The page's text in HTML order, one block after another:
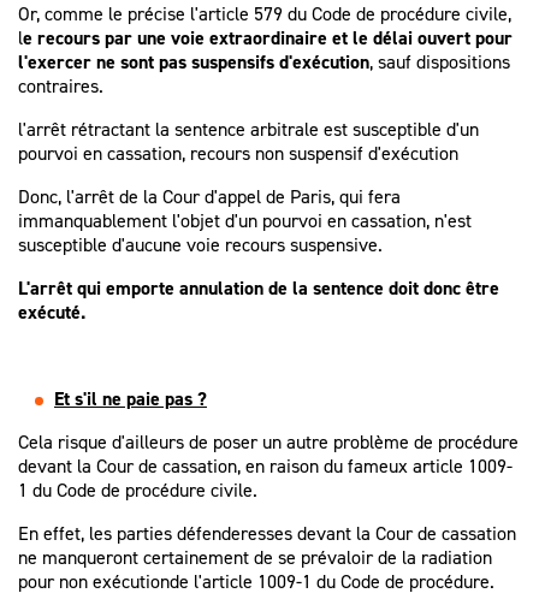
Or, comme le précise l'article 579 du Code de procédure civile,
le recours par une voie extraordinaire et le délai ouvert pour
l'exercer ne sont pas suspensifs d'exécution, sauf dispositions
contraires.
l'arrêt rétractant la sentence arbitrale est susceptible d'un
pourvoi en cassation, recours non suspensif d'exécution
Donc, l'arrêt de la Cour d'appel de Paris, qui fera
immanquablement l'objet d'un pourvoi en cassation, n'est
susceptible d'aucune voie recours suspensive.
L'arrêt qui emporte annulation de la sentence doit donc être
exécuté.
Et s'il ne paie pas ?
Cela risque d'ailleurs de poser un autre problème de procédure
devant la Cour de cassation, en raison du fameux article 1009-
1 du Code de procédure civile.
En effet, les parties défenderesses devant la Cour de cassation
ne manqueront certainement de se prévaloir de la radiation
pour non exécutionde l'article 1009-1 du Code de procédure.